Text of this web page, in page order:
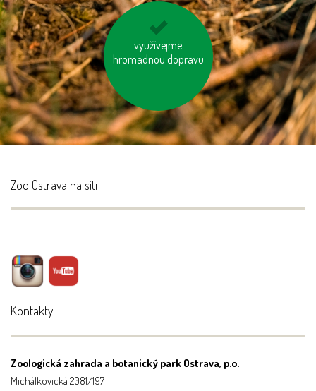
využívejme
hromadnou dopravu
jezme naše ryby
Zoo Ostrava na síti
Kontakty
Zoologická zahrada a botanický park Ostrava, p.o.
Michálkovická 2081/197